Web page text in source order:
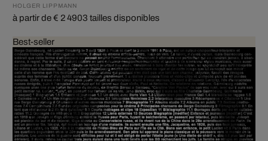
HOLGER LIPPMANN
à partir de € 2 4903 tailles disponibles
Best-seller